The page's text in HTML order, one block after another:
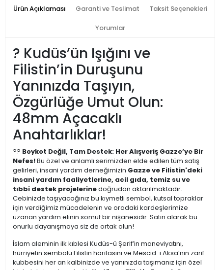
Ürün Açıklaması Garanti ve Teslimat Taksit Seçenekleri
Yorumlar
? Kudüs’ün Işığını ve
Filistin’in Duruşunu
Yanınızda Taşıyın,
Özgürlüğe Umut Olun:
48mm Açacaklı
Anahtarlıklar!
?? Boykot Değil, Tam Destek: Her Alışveriş Gazze’ye Bir
Nefes!Bu özel ve anlamlı serimizden elde edilen tüm satış
gelirleri, insani yardım derneğimizin Gazze ve Filistin'deki
insani yardım faaliyetlerine, acil gıda, temiz su ve
tıbbi destek projelerinedoğrudan aktarılmaktadır.
Cebinizde taşıyacağınız bu kıymetli sembol, kutsal topraklar
için verdiğimiz mücadelenin ve oradaki kardeşlerimize
uzanan yardım elinin somut bir nişanesidir. Satın alarak bu
onurlu dayanışmaya siz de ortak olun!
İslam aleminin ilk kıblesi Kudüs-ü Şerif’in maneviyatını,
hürriyetin sembolü Filistin haritasını ve Mescid-i Aksa’nın zarif
kubbesini her an kalbinizde ve yanınızda taşımanız için özel